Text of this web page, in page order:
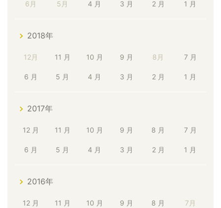
6月 5月 4 月 3 月 2 月 1 月
2018年
12月 11 月 10 月 9 月 8月 7 月
6 月 5 月 4 月 3 月 2 月 1 月
2017年
12 月 11 月 10 月 9 月 8 月 7 月
6 月 5 月 4 月 3 月 2 月 1 月
2016年
12 月 11 月 10 月 9 月 8 月 7月